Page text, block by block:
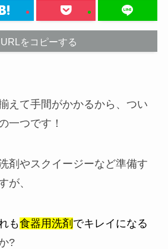
URLをコピーする
えて手間がかかるから、つい
一つです！
剤やスクイージーなど準備す
が、
も食器用洗剤 でキレイになる
?